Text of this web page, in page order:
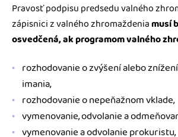
Pravosť podpisu predsedu valného
zápisnici z valného zhromaždeniamusí
osvedčená, ak programom valného
rozhodovanie o zvýšení alebo
imania,
rozhodovanie o nepeňažnom vklade,
vymenovanie, odvolanie a
vymenovanie a odvolanie prokuristu,